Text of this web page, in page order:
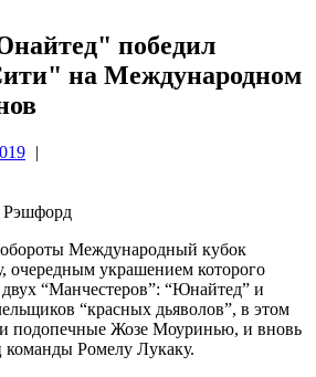
победил
на Международном
|
Рэшфорд
Международный кубок
очередным украшением которого
“Манчестеров”: “Юнайтед” и
“красных дьяволов”, в этом
подопечные Жозе Моуринью, и вновь
команды Ромелу Лукаку.